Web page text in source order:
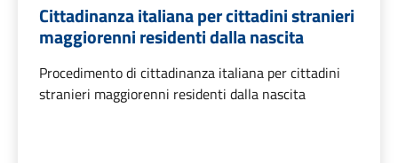
Cittadinanza italiana per cittadini stranieri
maggiorenni residenti dalla nascita
Procedimento di cittadinanza italiana per cittadini
stranieri maggiorenni residenti dalla nascita